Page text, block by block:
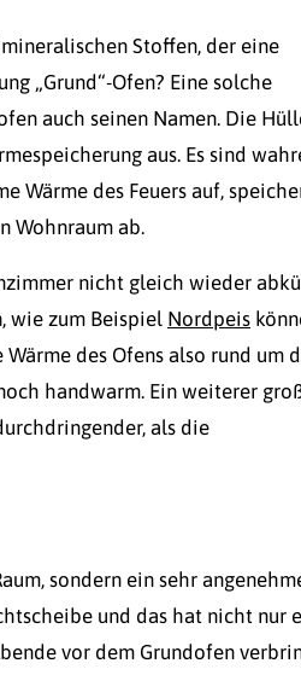
Stoffen, der eine
„Grund“-Ofen? Eine solche
auch seinen Namen. Die
aus. Es sind
Wärme des Feuers auf,
Wohnraum ab.
nicht gleich wieder
wie zum Beispiel Nordpeis
des Ofens also rund um
handwarm. Ein weiterer
als die
sondern ein sehr
und das hat nicht
vor dem Grundofen